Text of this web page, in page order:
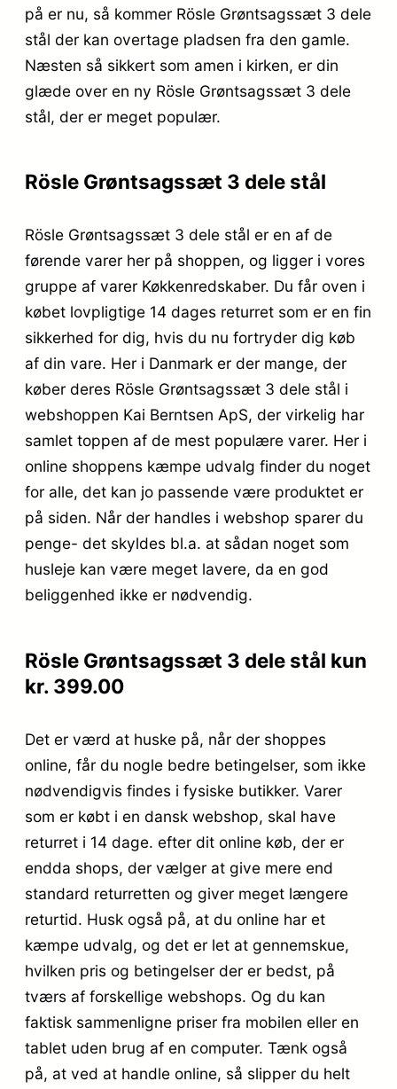
på er nu, så kommer Rösle Grøntsagssæt 3 dele
stål der kan overtage pladsen fra den gamle.
Næsten så sikkert som amen i kirken, er din
glæde over en ny Rösle Grøntsagssæt 3 dele
stål, der er meget populær.
Rösle Grøntsagssæt 3 dele stål
Rösle Grøntsagssæt 3 dele stål er en af de
førende varer her på shoppen, og ligger i vores
gruppe af varer Køkkenredskaber. Du får oven i
købet lovpligtige 14 dages returret som er en fin
sikkerhed for dig, hvis du nu fortryder dig køb
af din vare. Her i Danmark er der mange, der
køber deres Rösle Grøntsagssæt 3 dele stål i
webshoppen Kai Berntsen ApS, der virkelig har
samlet toppen af de mest populære varer. Her i
online shoppens kæmpe udvalg finder du noget
for alle, det kan jo passende være produktet er
på siden. Når der handles i webshop sparer du
penge- det skyldes bl.a. at sådan noget som
husleje kan være meget lavere, da en god
beliggenhed ikke er nødvendig.
Rösle Grøntsagssæt 3 dele stål kun
kr. 399.00
Det er værd at huske på, når der shoppes
online, får du nogle bedre betingelser, som ikke
nødvendigvis findes i fysiske butikker. Varer
som er købt i en dansk webshop, skal have
returret i 14 dage. efter dit online køb, der er
endda shops, der vælger at give mere end
standard returretten og giver meget længere
returtid. Husk også på, at du online har et
kæmpe udvalg, og det er let at gennemskue,
hvilken pris og betingelser der er bedst, på
tværs af forskellige webshops. Og du kan
faktisk sammenligne priser fra mobilen eller en
tablet uden brug af en computer. Tænk også
på, at ved at handle online, så slipper du helt